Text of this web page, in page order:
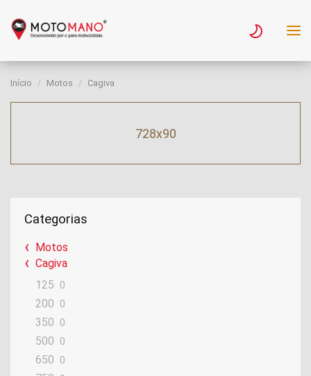
Início Motos Cagiva
728x90
Categorias
Motos
Cagiva
125
0
200 0
350 0
500 0
650 0